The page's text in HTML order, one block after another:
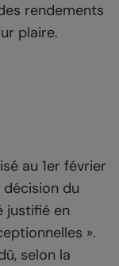
rendements
plaire.
au 1er février
du
justifié en
».
selon la